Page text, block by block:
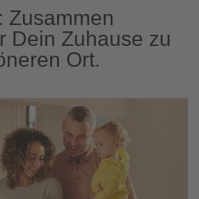
Zusammen
Dein Zuhause zu
Ort.